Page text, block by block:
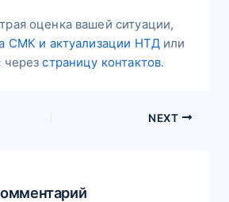
оценка вашей ситуации,
СМК и актуализации НТДили
черезстраницу контактов.
NEXT